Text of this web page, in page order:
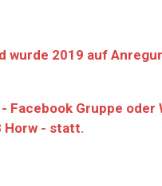
2019 auf
Facebook Gruppe oder
Horw - statt.